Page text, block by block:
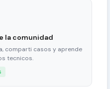
la comunidad
comparti casos y aprende
tecnicos.